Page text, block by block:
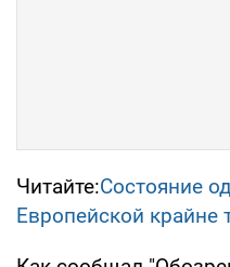
Читайте:Состояние
Европейской крайне